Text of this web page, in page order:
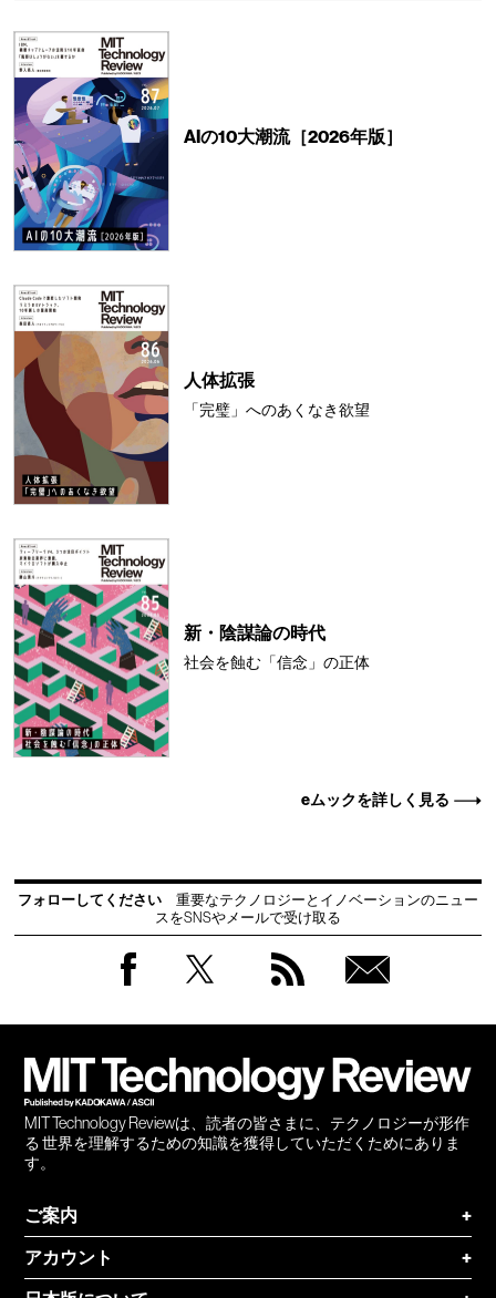
AIの10大潮流［2026年版］
人体拡張
「完璧」へのあくなき欲望
新・陰謀論の時代
社会を蝕む「信念」の正体
eムックを詳しく見る
フォローしてください
重要なテクノロジーとイノベーションのニュー
スをSNSやメールで受け取る
MIT Technology Reviewは、読者の皆さまに、テクノロジーが形作
る 世界を理解するための知識を獲得していただくためにありま
す。
ご案内
+
アカウント
+